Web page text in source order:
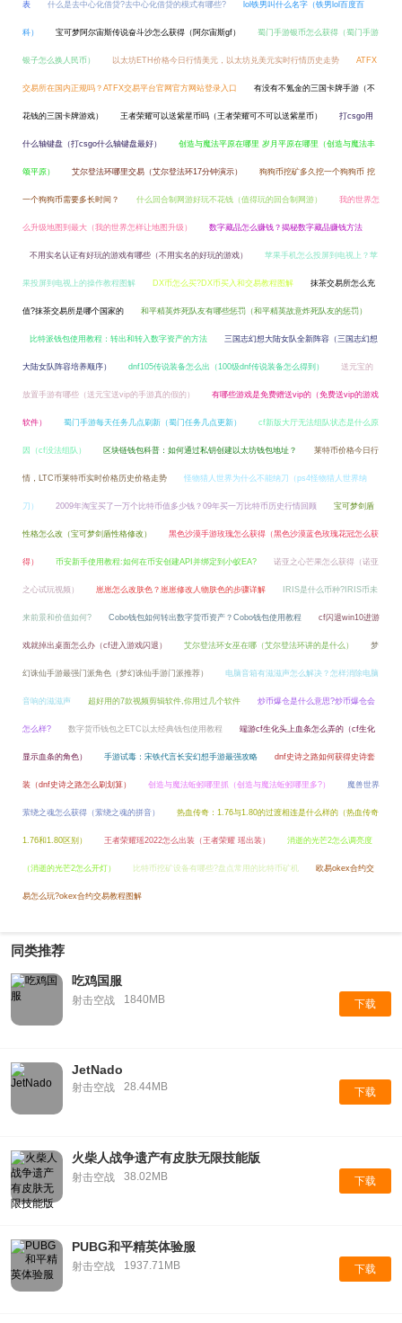
表 什么是去中心化借贷?去中心化借贷的模式有哪些? lol铁男叫什么名字（铁男lol百度百
科） 宝可梦阿尔宙斯传说奋斗沙怎么获得（阿尔宙斯gf） 蜀门手游银币怎么获得（蜀门手游
银子怎么换人民币） 以太坊ETH价格今日行情美元，以太坊兑美元实时行情历史走势 ATFX
交易所在国内正规吗？ATFX交易平台官网官方网站登录入口 有没有不氪金的三国卡牌手游（不
花钱的三国卡牌游戏） 王者荣耀可以送紫星币吗（王者荣耀可不可以送紫星币） 打csgo用
什么轴键盘（打csgo什么轴键盘最好） 创造与魔法平原在哪里 岁月平原在哪里（创造与魔法丰
颂平原） 艾尔登法环哪里交易（艾尔登法环17分钟演示） 狗狗币挖矿多久挖一个狗狗币 挖
一个狗狗币需要多长时间？ 什么回合制网游好玩不花钱（值得玩的回合制网游） 我的世界怎
么升级地图到最大（我的世界怎样让地图升级） 数字藏品怎么赚钱？揭秘数字藏品赚钱方法
不用实名认证有好玩的游戏有哪些（不用实名的好玩的游戏） 苹果手机怎么投屏到电视上？苹
果投屏到电视上的操作教程图解 DX币怎么买?DX币买入和交易教程图解 抹茶交易所怎么充
值?抹茶交易所是哪个国家的 和平精英炸死队友有哪些惩罚（和平精英故意炸死队友的惩罚）
比特派钱包使用教程：转出和转入数字资产的方法 三国志幻想大陆女队全新阵容（三国志幻想
大陆女队阵容培养顺序） dnf105传说装备怎么出（100级dnf传说装备怎么得到） 送元宝的
放置手游有哪些（送元宝送vip的手游真的假的） 有哪些游戏是免费赠送vip的（免费送vip的游戏
软件） 蜀门手游每天任务几点刷新（蜀门任务几点更新） cf新版大厅无法组队状态是什么原
因（cf没法组队） 区块链钱包科普：如何通过私钥创建以太坊钱包地址？ 莱特币价格今日行
情，LTC币莱特币实时价格历史价格走势 怪物猎人世界为什么不能纳刀（ps4怪物猎人世界纳
刀） 2009年淘宝买了一万个比特币值多少钱？09年买一万比特币历史行情回顾 宝可梦剑盾
性格怎么改（宝可梦剑盾性格修改） 黑色沙漠手游玫瑰怎么获得（黑色沙漠蓝色玫瑰花冠怎么获
得） 币安新手使用教程:如何在币安创建API并绑定到小蚁EA? 诺亚之心芒果怎么获得（诺亚
之心试玩视频） 崽崽怎么改肤色？崽崽修改人物肤色的步骤详解 IRIS是什么币种?IRIS币未
来前景和价值如何? Cobo钱包如何转出数字货币资产？Cobo钱包使用教程 cf闪退win10进游
戏就掉出桌面怎么办（cf进入游戏闪退） 艾尔登法环女巫在哪（艾尔登法环讲的是什么） 梦
幻诛仙手游最强门派角色（梦幻诛仙手游门派推荐） 电脑音箱有滋滋声怎么解决？怎样消除电脑
音响的滋滋声 超好用的7款视频剪辑软件,你用过几个软件 炒币爆仓是什么意思?炒币爆仓会
怎么样? 数字货币钱包之ETC以太经典钱包使用教程 端游cf生化头上血条怎么弄的（cf生化
显示血条的角色） 手游试毒：宋铁代言长安幻想手游最强攻略 dnf史诗之路如何获得史诗套
装（dnf史诗之路怎么刷划算） 创造与魔法蚯蚓哪里抓（创造与魔法蚯蚓哪里多?） 魔兽世界
萦绕之魂怎么获得（萦绕之魂的拼音） 热血传奇：1.76与1.80的过渡相连是什么样的（热血传奇
1.76和1.80区别） 王者荣耀瑶2022怎么出装（王者荣耀 瑶出装） 消逝的光芒2怎么调亮度
（消逝的光芒2怎么开灯） 比特币挖矿设备有哪些?盘点常用的比特币矿机 欧易okex合约交
易怎么玩?okex合约交易教程图解
同类推荐
吃鸡国服
射击空战 1840MB 下载
JetNado
射击空战 28.44MB 下载
火柴人战争遗产有皮肤无限技能版
射击空战 38.02MB 下载
PUBG和平精英体验服
射击空战 1937.71MB 下载